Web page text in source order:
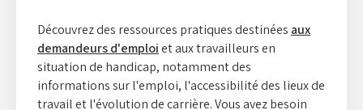
Découvrez des ressources pratiques destinées aux
demandeurs d'emploiet aux travailleurs en
situation de handicap, notamment des
informations sur l'emploi, l'accessibilité des lieux de
travail et l'évolution de carrière. Vous avez besoin